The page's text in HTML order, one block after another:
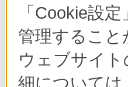
「Cookie設
管理するこ
ウェブサイ
細については